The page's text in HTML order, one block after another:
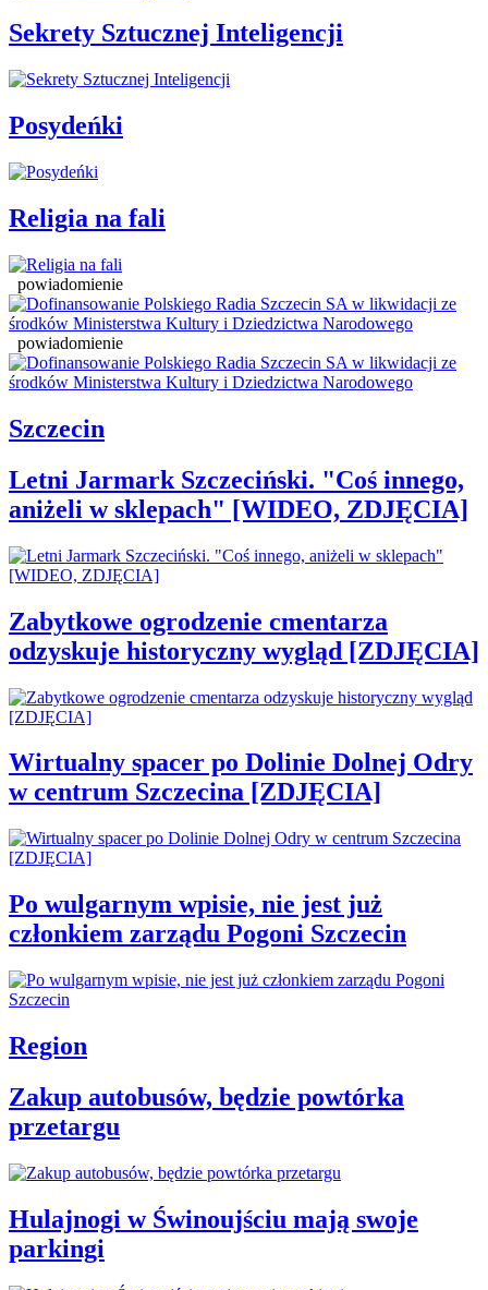
Sekrety Sztucznej Inteligencji
Posydeńki
Religia na fali
powiadomienie
powiadomienie
Szczecin
Letni Jarmark Szczeciński. "Coś innego,
aniżeli w sklepach" [WIDEO, ZDJĘCIA]
Zabytkowe ogrodzenie cmentarza
odzyskuje historyczny wygląd [ZDJĘCIA]
Wirtualny spacer po Dolinie Dolnej Odry
w centrum Szczecina [ZDJĘCIA]
Po wulgarnym wpisie, nie jest już
członkiem zarządu Pogoni Szczecin
Region
Zakup autobusów, będzie powtórka
przetargu
Hulajnogi w Świnoujściu mają swoje
parkingi